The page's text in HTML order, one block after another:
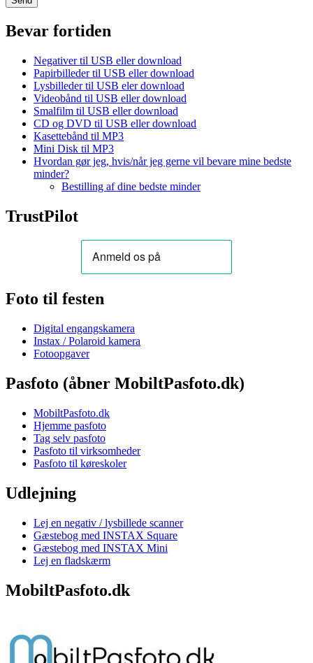
Bevar fortiden
Negativer til USB eller download
Papirbilleder til USB eller download
Lysbilleder til USB eler download
Videobånd til USB eller download
Smalfilm til USB eller download
CD og DVD til USB eller download
Kasettebånd til MP3
Mini Disk til MP3
Hvordan gør jeg, hvis/når jeg gerne vil bevare mine bedste
minder?
Bestilling af dine bedste minder
TrustPilot
Foto til festen
Digital engangskamera
Instax / Polaroid kamera
Fotoopgaver
Pasfoto (åbner MobiltPasfoto.dk)
MobiltPasfoto.dk
Hjemme pasfoto
Tag selv pasfoto
Pasfoto til virksomheder
Pasfoto til køreskoler
Udlejning
Lej en negativ / lysbillede scanner
Gæstebog med INSTAX Square
Gæstebog med INSTAX Mini
Lej en fladskærm
MobiltPasfoto.dk